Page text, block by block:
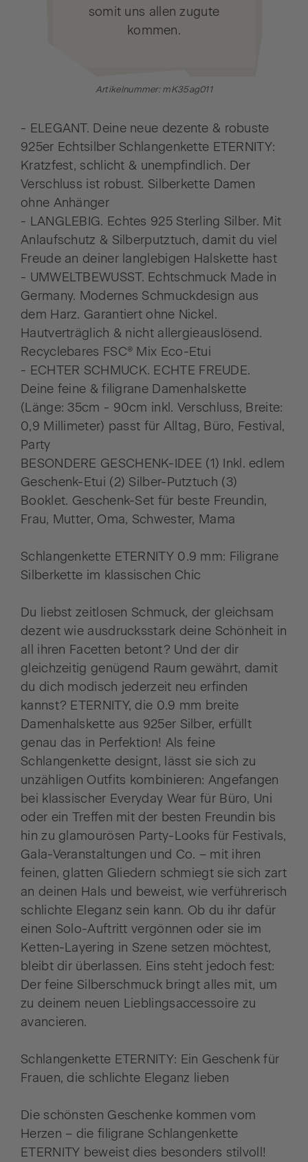
somit uns allen zugute
kommen.
Artikelnummer: mK35ag011
- ELEGANT. Deine neue dezente & robuste
925er Echtsilber Schlangenkette ETERNITY:
Kratzfest, schlicht & unempfindlich. Der
Verschluss ist robust. Silberkette Damen
ohne Anhänger
- LANGLEBIG. Echtes 925 Sterling Silber. Mit
Anlaufschutz & Silberputztuch, damit du viel
Freude an deiner langlebigen Halskette hast
- UMWELTBEWUSST. Echtschmuck Made in
Germany. Modernes Schmuckdesign aus
dem Harz. Garantiert ohne Nickel.
Hautverträglich & nicht allergieauslösend.
Recyclebares FSC® Mix Eco-Etui
- ECHTER SCHMUCK. ECHTE FREUDE.
Deine feine & filigrane Damenhalskette
(Länge: 35cm - 90cm inkl. Verschluss, Breite:
0,9 Millimeter) passt für Alltag, Büro, Festival,
Party
BESONDERE GESCHENK-IDEE (1) Inkl. edlem
Geschenk-Etui (2) Silber-Putztuch (3)
Booklet. Geschenk-Set für beste Freundin,
Frau, Mutter, Oma, Schwester, Mama
Schlangenkette ETERNITY 0.9 mm: Filigrane
Silberkette im klassischen Chic
Du liebst zeitlosen Schmuck, der gleichsam
dezent wie ausdrucksstark deine Schönheit in
all ihren Facetten betont? Und der dir
gleichzeitig genügend Raum gewährt, damit
du dich modisch jederzeit neu erfinden
kannst? ETERNITY, die 0.9 mm breite
Damenhalskette aus 925er Silber, erfüllt
genau das in Perfektion! Als feine
Schlangenkette designt, lässt sie sich zu
unzähligen Outfits kombinieren: Angefangen
bei klassischer Everyday Wear für Büro, Uni
oder ein Treffen mit der besten Freundin bis
hin zu glamourösen Party-Looks für Festivals,
Gala-Veranstaltungen und Co. – mit ihren
feinen, glatten Gliedern schmiegt sie sich zart
an deinen Hals und beweist, wie verführerisch
schlichte Eleganz sein kann. Ob du ihr dafür
einen Solo-Auftritt vergönnen oder sie im
Ketten-Layering in Szene setzen möchtest,
bleibt dir überlassen. Eins steht jedoch fest:
Der feine Silberschmuck bringt alles mit, um
zu deinem neuen Lieblingsaccessoire zu
avancieren.
Schlangenkette ETERNITY: Ein Geschenk für
Frauen, die schlichte Eleganz lieben
Die schönsten Geschenke kommen vom
Herzen – die filigrane Schlangenkette
ETERNITY beweist dies besonders stilvoll!